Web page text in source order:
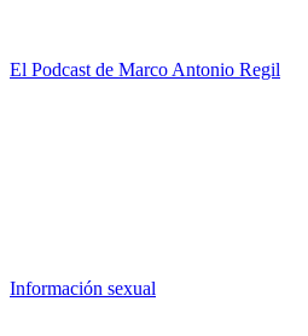
El Podcast de Marco Antonio Regil
Información sexual